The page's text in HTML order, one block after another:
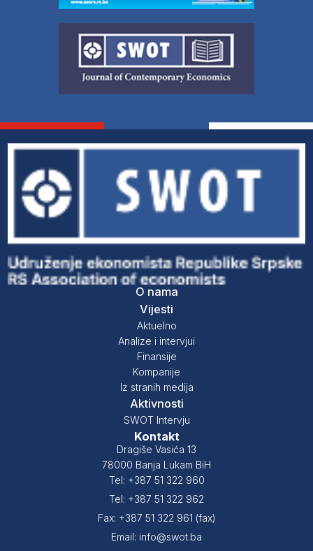
O nama
Vijesti
Aktuelno
Analize i intervjui
Finansije
Kompanije
Iz stranih medija
Aktivnosti
SWOT Intervju
Kontakt
Dragiše Vasića 13
78000 Banja Lukam BiH
Tel: +387 51 322 960
Tel: +387 51 322 962
Fax: +387 51 322 961 (fax)
Email: info@swot.ba